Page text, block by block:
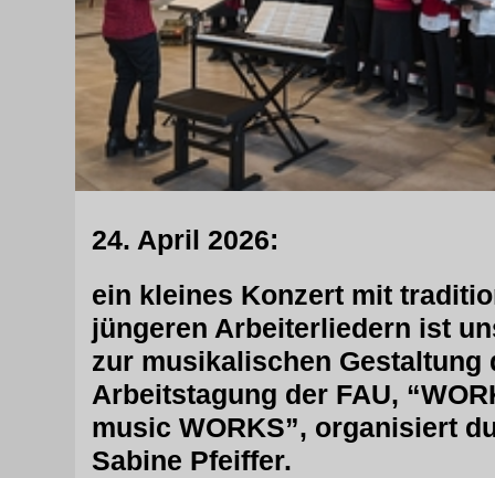
24. April 2026:
ein kleines Konzert mit
jüngeren Arbeiterliedern ist
zur musikalischen Gestaltung
Arbeitstagung der FAU,
music WORKS”, organisiert
Sabine Pfeiffer.